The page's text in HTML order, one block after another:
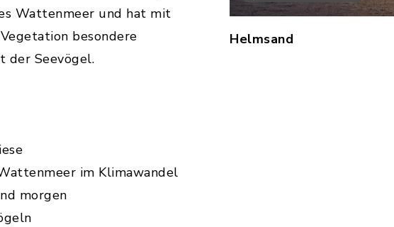
Helmsand
Wattenmeer und hat mit
besondere
der Seevögel.
im Klimawandel
morgen